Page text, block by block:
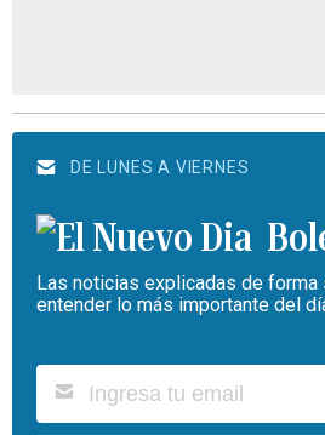
DE LUNES A VIERNES
Las noticias explicadas de forma
entender lo más importante del